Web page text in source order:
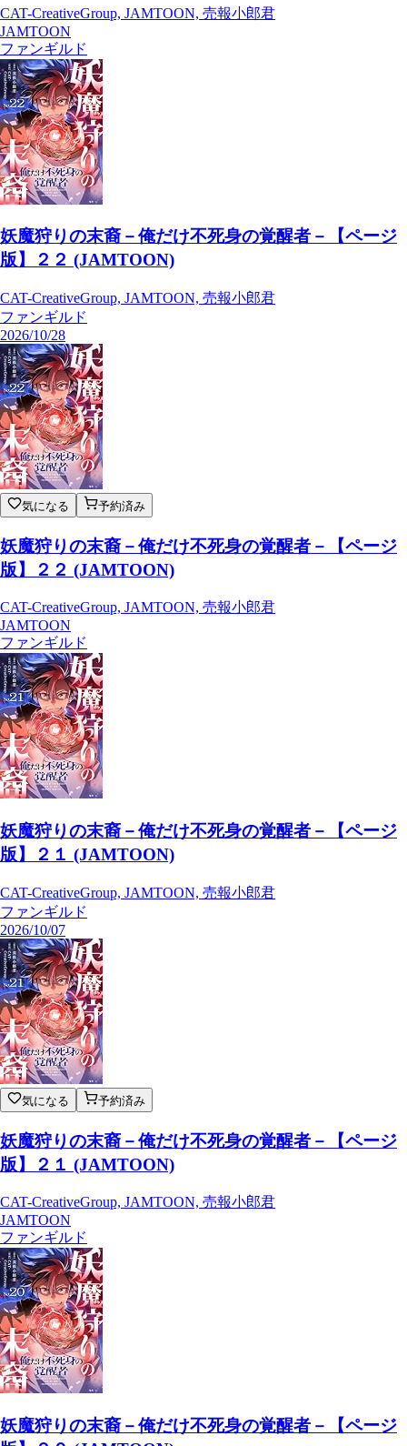
CAT-CreativeGroup, JAMTOON, 売報小郎君
JAMTOON
ファンギルド
妖魔狩りの末裔－俺だけ不死身の覚醒者－【ページ
版】２２ (JAMTOON)
CAT-CreativeGroup, JAMTOON, 売報小郎君
ファンギルド
2026/10/28
気になる 予約済み
妖魔狩りの末裔－俺だけ不死身の覚醒者－【ページ
版】２２ (JAMTOON)
CAT-CreativeGroup, JAMTOON, 売報小郎君
JAMTOON
ファンギルド
妖魔狩りの末裔－俺だけ不死身の覚醒者－【ページ
版】２１ (JAMTOON)
CAT-CreativeGroup, JAMTOON, 売報小郎君
ファンギルド
2026/10/07
気になる 予約済み
妖魔狩りの末裔－俺だけ不死身の覚醒者－【ページ
版】２１ (JAMTOON)
CAT-CreativeGroup, JAMTOON, 売報小郎君
JAMTOON
ファンギルド
妖魔狩りの末裔－俺だけ不死身の覚醒者－【ページ